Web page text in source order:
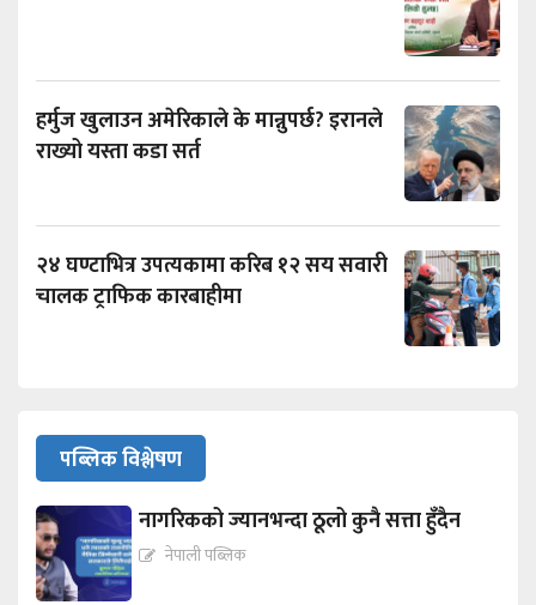
हर्मुज खुलाउन अमेरिकाले के मान्नुपर्छ? इरानले
राख्यो यस्ता कडा सर्त
२४ घण्टाभित्र उपत्यकामा करिब १२ सय सवारी
चालक ट्राफिक कारबाहीमा
पब्लिक विश्लेषण
नागरिकको ज्यानभन्दा ठूलो कुनै सत्ता हुँदैन
नेपाली पब्लिक